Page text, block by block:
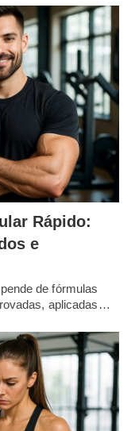
Rápido:
e
de fórmulas
aplicadas…